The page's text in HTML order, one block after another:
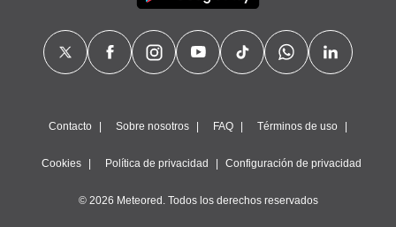
Contacto Sobre nosotros FAQ Términos de uso
Cookies Política de privacidad Configuración de privacidad
© 2026 Meteored. Todos los derechos reservados